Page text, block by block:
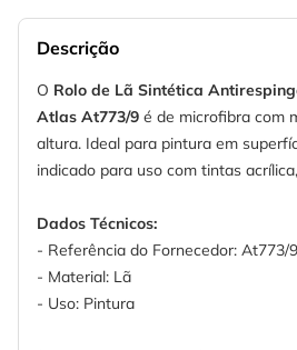
Descrição
O Rolo de Lã Sintética
Atlas At773/9 é de microfibra com
altura. Ideal para pintura em
indicado para uso com tintas
Dados Técnicos:
- Referência do Fornecedor: At773/9
- Material: Lã
- Uso: Pintura